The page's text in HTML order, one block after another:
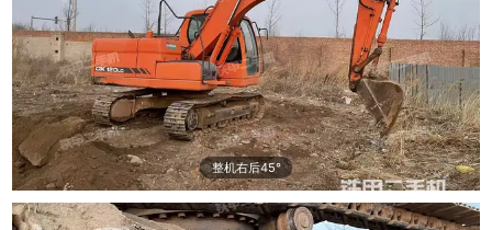
整机右后45°